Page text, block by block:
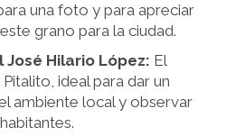
una foto y para apreciar
grano para la ciudad.
José Hilario López: El
ideal para dar un
ambiente local y observar